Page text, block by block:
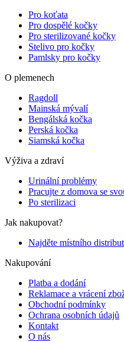
Pro koťata
Pro dospělé kočky
Pro sterilizované kočky
Stelivo pro kočky
Pamlsky pro kočky
O plemenech
Ragdoll
Mainská mývalí
Bengálská kočka
Perská kočka
Siamská kočka
Výživa a zdraví
Urinální problémy
Pracujte z domova se
Po sterilizaci
Jak nakupovat?
Najděte místního
Nakupování
Platba a dodání
Reklamace a vrácení
Obchodní podmínky
Ochrana osobních údajů
Kontakt
O nás